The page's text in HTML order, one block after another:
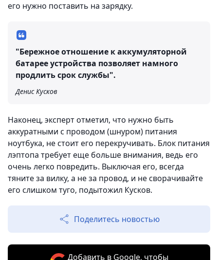
его нужно поставить на зарядку.
"Бережное отношение к аккумуляторной
батарее устройства позволяет намного
продлить срок службы".
Денис Кусков
Наконец, эксперт отметил, что нужно быть
аккуратными с проводом (шнуром) питания
ноутбука, не стоит его перекручивать. Блок питания
лэптопа требует еще больше внимания, ведь его
очень легко повредить. Выключая его, всегда
тяните за вилку, а не за провод, и не сворачивайте
его слишком туго, подытожил Кусков.
Поделитесь новостью
Добавить в Google, чтобы